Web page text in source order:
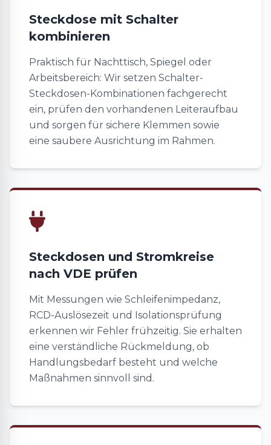
Steckdose mit Schalter
kombinieren
Praktisch für Nachttisch, Spiegel oder
Arbeitsbereich: Wir setzen Schalter-
Steckdosen-Kombinationen fachgerecht
ein, prüfen den vorhandenen Leiteraufbau
und sorgen für sichere Klemmen sowie
eine saubere Ausrichtung im Rahmen.
Steckdosen und Stromkreise
nach VDE prüfen
Mit Messungen wie Schleifenimpedanz,
RCD-Auslösezeit und Isolationsprüfung
erkennen wir Fehler frühzeitig. Sie erhalten
eine verständliche Rückmeldung, ob
Handlungsbedarf besteht und welche
Maßnahmen sinnvoll sind.